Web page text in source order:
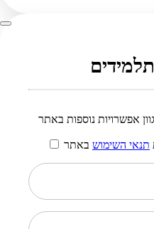
אפשרויות נוספות באתר
תנאי השימוש באתר